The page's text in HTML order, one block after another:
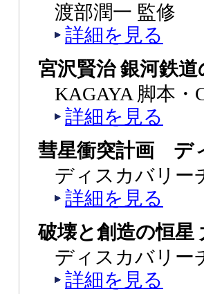
渡部潤一 監修
詳細を見る
宮沢賢治 銀河鉄道
KAGAYA 脚本・
詳細を見る
彗星衝突計画 デ
ディスカバリー
詳細を見る
破壊と創造の恒星
ディスカバリー
詳細を見る